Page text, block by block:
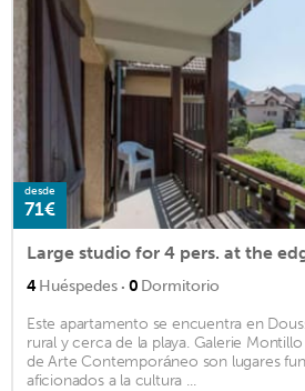
desde
71€
Large studio for 4 pers. at the
4Huéspedes · 0 Dormitorio
Este apartamento se encuentra en
rural y cerca de la playa. Galerie
de Arte Contemporáneo son lugares
aficionados a la cultura ...